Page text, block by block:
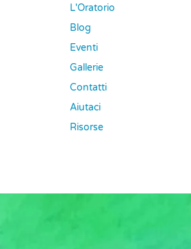
L'Oratorio
Blog
Eventi
Gallerie
Contatti
Aiutaci
Risorse